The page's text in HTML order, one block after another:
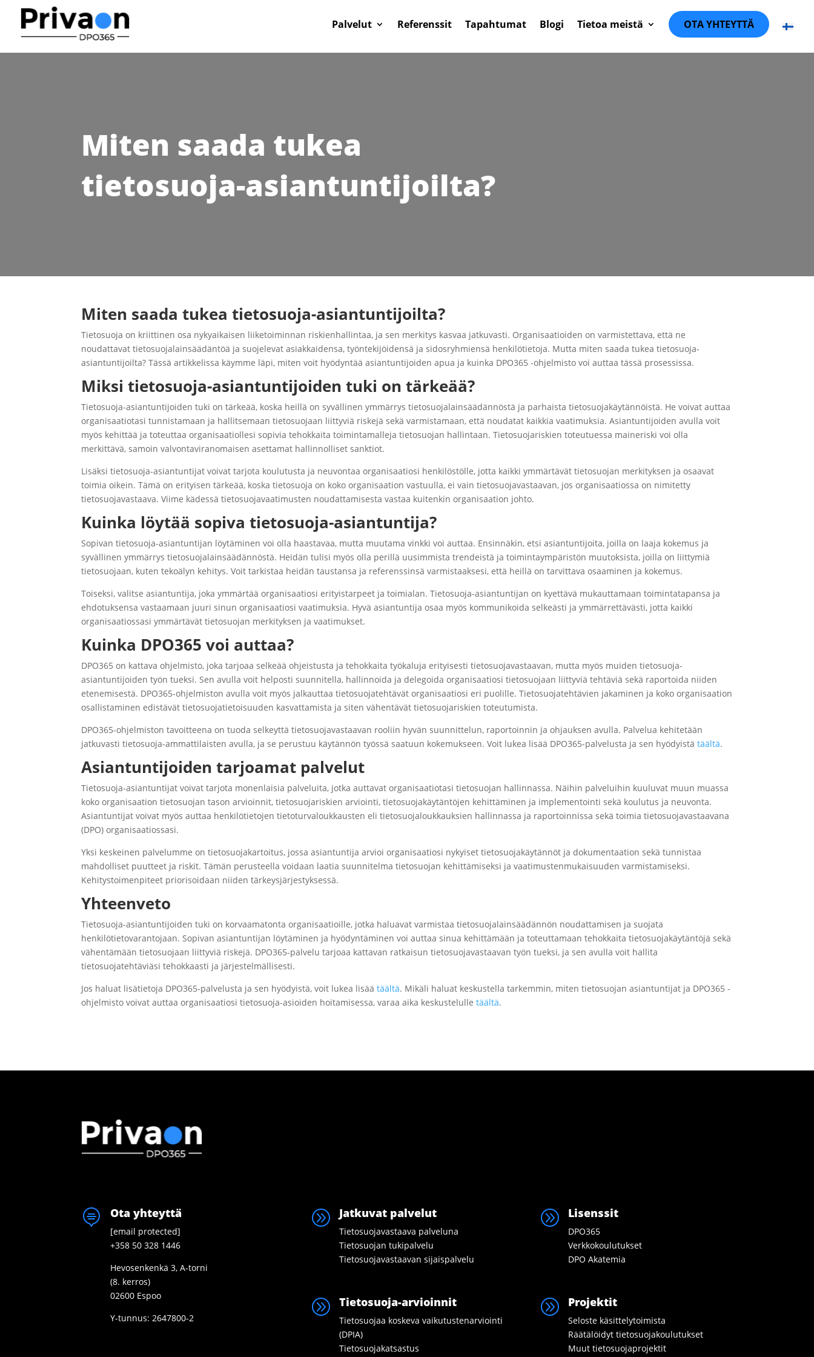
Palvelut Referenssit Tapahtumat Blogi Tietoa meistä OTA YHTEYTTÄ
Miten saada tukea
tietosuoja-asiantuntijoilta?
Miten saada tukea tietosuoja-asiantuntijoilta?
Tietosuoja on kriittinen osa nykyaikaisen liiketoiminnan riskienhallintaa, ja sen merkitys kasvaa jatkuvasti. Organisaatioiden on varmistettava, että ne
noudattavat tietosuojalainsäädäntöä ja suojelevat asiakkaidensa, työntekijöidensä ja sidosryhmiensä henkilötietoja. Mutta miten saada tukea tietosuoja-
asiantuntijoilta? Tässä artikkelissa käymme läpi, miten voit hyödyntää asiantuntijoiden apua ja kuinka DPO365 -ohjelmisto voi auttaa tässä prosessissa.
Miksi tietosuoja-asiantuntijoiden tuki on tärkeää?
Tietosuoja-asiantuntijoiden tuki on tärkeää, koska heillä on syvällinen ymmärrys tietosuojalainsäädännöstä ja parhaista tietosuojakäytännöistä. He voivat auttaa
organisaatiotasi tunnistamaan ja hallitsemaan tietosuojaan liittyviä riskejä sekä varmistamaan, että noudatat kaikkia vaatimuksia. Asiantuntijoiden avulla voit
myös kehittää ja toteuttaa organisaatiollesi sopivia tehokkaita toimintamalleja tietosuojan hallintaan. Tietosuojariskien toteutuessa maineriski voi olla
merkittävä, samoin valvontaviranomaisen asettamat hallinnolliset sanktiot.
Lisäksi tietosuoja-asiantuntijat voivat tarjota koulutusta ja neuvontaa organisaatiosi henkilöstölle, jotta kaikki ymmärtävät tietosuojan merkityksen ja osaavat
toimia oikein. Tämä on erityisen tärkeää, koska tietosuoja on koko organisaation vastuulla, ei vain tietosuojavastaavan, jos organisaatiossa on nimitetty
tietosuojavastaava. Viime kädessä tietosuojavaatimusten noudattamisesta vastaa kuitenkin organisaation johto.
Kuinka löytää sopiva tietosuoja-asiantuntija?
Sopivan tietosuoja-asiantuntijan löytäminen voi olla haastavaa, mutta muutama vinkki voi auttaa. Ensinnäkin, etsi asiantuntijoita, joilla on laaja kokemus ja
syvällinen ymmärrys tietosuojalainsäädännöstä. Heidän tulisi myös olla perillä uusimmista trendeistä ja toimintaympäristön muutoksista, joilla on liittymiä
tietosuojaan, kuten tekoälyn kehitys. Voit tarkistaa heidän taustansa ja referenssinsä varmistaaksesi, että heillä on tarvittava osaaminen ja kokemus.
Toiseksi, valitse asiantuntija, joka ymmärtää organisaatiosi erityistarpeet ja toimialan. Tietosuoja-asiantuntijan on kyettävä mukauttamaan toimintatapansa ja
ehdotuksensa vastaamaan juuri sinun organisaatiosi vaatimuksia. Hyvä asiantuntija osaa myös kommunikoida selkeästi ja ymmärrettävästi, jotta kaikki
organisaatiossasi ymmärtävät tietosuojan merkityksen ja vaatimukset.
Kuinka DPO365 voi auttaa?
DPO365 on kattava ohjelmisto, joka tarjoaa selkeää ohjeistusta ja tehokkaita työkaluja erityisesti tietosuojavastaavan, mutta myös muiden tietosuoja-
asiantuntijoiden työn tueksi. Sen avulla voit helposti suunnitella, hallinnoida ja delegoida organisaatiosi tietosuojaan liittyviä tehtäviä sekä raportoida niiden
etenemisestä. DPO365-ohjelmiston avulla voit myös jalkauttaa tietosuojatehtävät organisaatiosi eri puolille. Tietosuojatehtävien jakaminen ja koko organisaation
osallistaminen edistävät tietosuojatietoisuuden kasvattamista ja siten vähentävät tietosuojariskien toteutumista.
DPO365-ohjelmiston tavoitteena on tuoda selkeyttä tietosuojavastaavan rooliin hyvän suunnittelun, raportoinnin ja ohjauksen avulla. Palvelua kehitetään
jatkuvasti tietosuoja-ammattilaisten avulla, ja se perustuu käytännön työssä saatuun kokemukseen. Voit lukea lisää DPO365-palvelusta ja sen hyödyistätäältä.
Asiantuntijoiden tarjoamat palvelut
Tietosuoja-asiantuntijat voivat tarjota monenlaisia palveluita, jotka auttavat organisaatiotasi tietosuojan hallinnassa. Näihin palveluihin kuuluvat muun muassa
koko organisaation tietosuojan tason arvioinnit, tietosuojariskien arviointi, tietosuojakäytäntöjen kehittäminen ja implementointi sekä koulutus ja neuvonta.
Asiantuntijat voivat myös auttaa henkilötietojen tietoturvaloukkausten eli tietosuojaloukkauksien hallinnassa ja raportoinnissa sekä toimia tietosuojavastaavana
(DPO) organisaatiossasi.
Yksi keskeinen palvelumme on tietosuojakartoitus, jossa asiantuntija arvioi organisaatiosi nykyiset tietosuojakäytännöt ja dokumentaation sekä tunnistaa
mahdolliset puutteet ja riskit. Tämän perusteella voidaan laatia suunnitelma tietosuojan kehittämiseksi ja vaatimustenmukaisuuden varmistamiseksi.
Kehitystoimenpiteet priorisoidaan niiden tärkeysjärjestyksessä.
Yhteenveto
Tietosuoja-asiantuntijoiden tuki on korvaamatonta organisaatioille, jotka haluavat varmistaa tietosuojalainsäädännön noudattamisen ja suojata
henkilötietovarantojaan. Sopivan asiantuntijan löytäminen ja hyödyntäminen voi auttaa sinua kehittämään ja toteuttamaan tehokkaita tietosuojakäytäntöjä sekä
vähentämään tietosuojaan liittyviä riskejä. DPO365-palvelu tarjoaa kattavan ratkaisun tietosuojavastaavan työn tueksi, ja sen avulla voit hallita
tietosuojatehtäviäsi tehokkaasti ja järjestelmällisesti.
Jos haluat lisätietoja DPO365-palvelusta ja sen hyödyistä, voit lukea lisäätäältä. Mikäli haluat keskustella tarkemmin, miten tietosuojan asiantuntijat ja DPO365 -
ohjelmisto voivat auttaa organisaatiosi tietosuoja-asioiden hoitamisessa, varaa aika keskustelulletäältä.
 Ota yhteyttä
[email protected]
+358 50 328 1446
Hevosenkenkä 3, A-torni
(8. kerros)
02600 Espoo
Y-tunnus: 2647800-2
A Jatkuvat palvelut
Tietosuojavastaava palveluna
Tietosuojan tukipalvelu
Tietosuojavastaavan sijaispalvelu
A Tietosuoja-arvioinnit
Tietosuojaa koskeva vaikutustenarviointi
(DPIA)
Tietosuojakatsastus
A Lisenssit
DPO365
Verkkokoulutukset
DPO Akatemia
A Projektit
Seloste käsittelytoimista
Räätälöidyt tietosuojakoulutukset
Muut tietosuojaprojektit